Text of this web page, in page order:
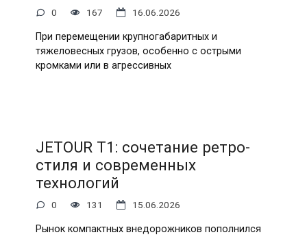
0 167 16.06.2026
При перемещении крупногабаритных и
тяжеловесных грузов, особенно с острыми
кромками или в агрессивных
JETOUR T1: сочетание ретро-
стиля и современных
технологий
0 131 15.06.2026
Рынок компактных внедорожников пополнился